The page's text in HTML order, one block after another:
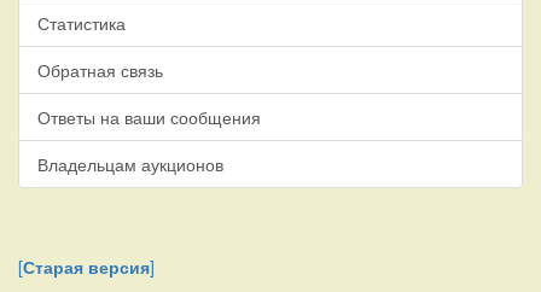
Статистика
Обратная связь
Ответы на ваши сообщения
Владельцам аукционов
[Старая версия]